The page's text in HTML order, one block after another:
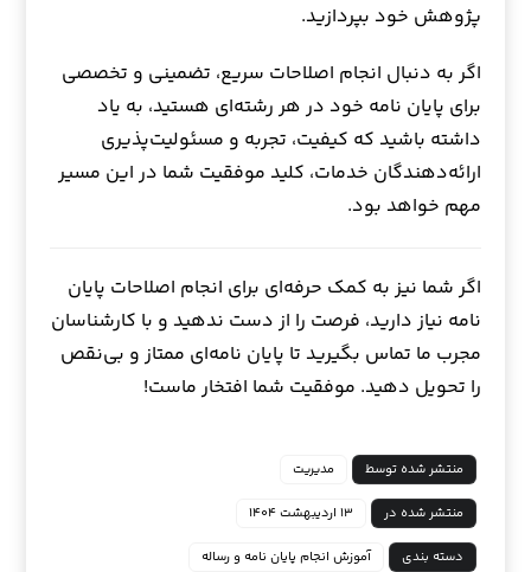
پژوهش خود بپردازید.
اگر به دنبال انجام اصلاحات سریع، تضمینی و تخصصی
برای پایان نامه خود در هر رشته‌ای هستید، به یاد
داشته باشید که کیفیت، تجربه و مسئولیت‌پذیری
ارائه‌دهندگان خدمات، کلید موفقیت شما در این مسیر
مهم خواهد بود.
اگر شما نیز به کمک حرفه‌ای برای انجام اصلاحات پایان
نامه نیاز دارید، فرصت را از دست ندهید و با کارشناسان
مجرب ما تماس بگیرید تا پایان نامه‌ای ممتاز و بی‌نقص
را تحویل دهید. موفقیت شما افتخار ماست!
منتشر شده توسط مدیریت
منتشر شده در ۱۳ اردیبهشت ۱۴۰۴
دسته بندی آموزش انجام پایان نامه و رساله